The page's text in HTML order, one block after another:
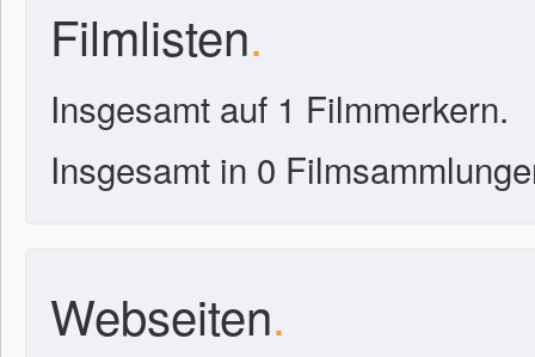
Filmlisten.
Insgesamt auf 1 Filmmerkern.
Insgesamt in 0
Webseiten.